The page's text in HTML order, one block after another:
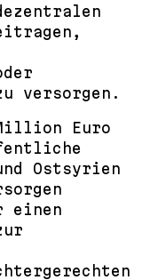
versorgen.
Euro
Ostsyrien
einen